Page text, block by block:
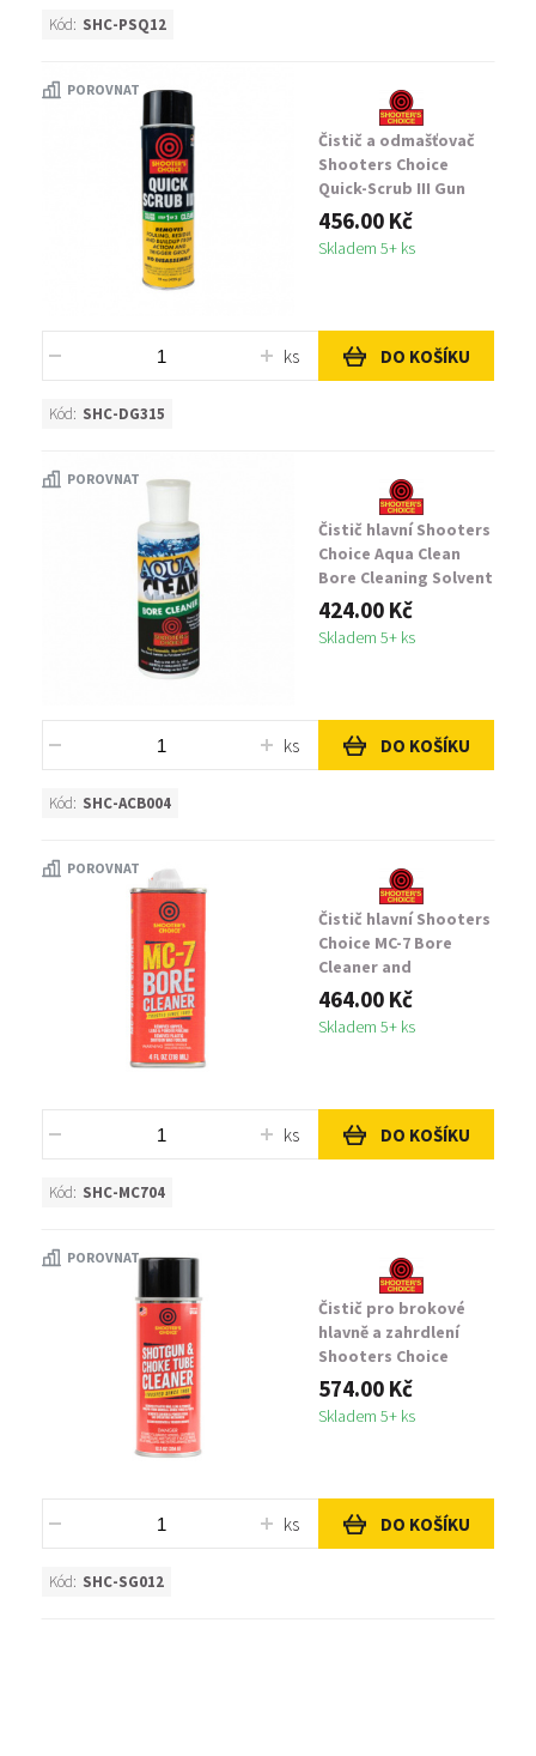
Kód: SHC-PSQ12
POROVNAT
Čistič a odmašťovač
Shooters Choice
Quick-Scrub III Gun
Cleaner-Degreaser
456.00 Kč
Skladem 5+ ks
ks DO KOŠÍKU
Kód: SHC-DG315
POROVNAT
Čistič hlavní Shooters
Choice Aqua Clean
Bore Cleaning Solvent
4 oz
424.00 Kč
Skladem 5+ ks
ks DO KOŠÍKU
Kód: SHC-ACB004
POROVNAT
Čistič hlavní Shooters
Choice MC-7 Bore
Cleaner and
Conditioner 4 oz
464.00 Kč
Skladem 5+ ks
ks DO KOŠÍKU
Kód: SHC-MC704
POROVNAT
Čistič pro brokové
hlavně a zahrdlení
Shooters Choice
Shotgun and Choke
Tube Cleaner
574.00 Kč
Skladem 5+ ks
ks DO KOŠÍKU
Kód: SHC-SG012